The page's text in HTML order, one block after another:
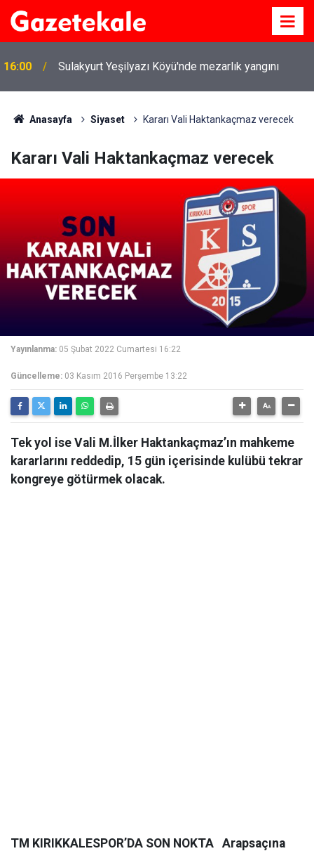
16:00 Sulakyurt Yeşilyazı Köyü'nde mezarlık yangını
Anasayfa Siyaset Kararı Vali Haktankaçmaz verecek
Kararı Vali Haktankaçmaz verecek
Yayınlanma: 05 Şubat 2022 Cumartesi 16:22
Güncelleme: 03 Kasım 2016 Perşembe 13:22
Tek yol ise Vali M.İlker Haktankaçmaz’ın mahkeme
kararlarını reddedip, 15 gün içerisinde kulübü tekrar
kongreye götürmek olacak.
TM KIRIKKALESPOR’DA SON NOKTA Arapsaçına